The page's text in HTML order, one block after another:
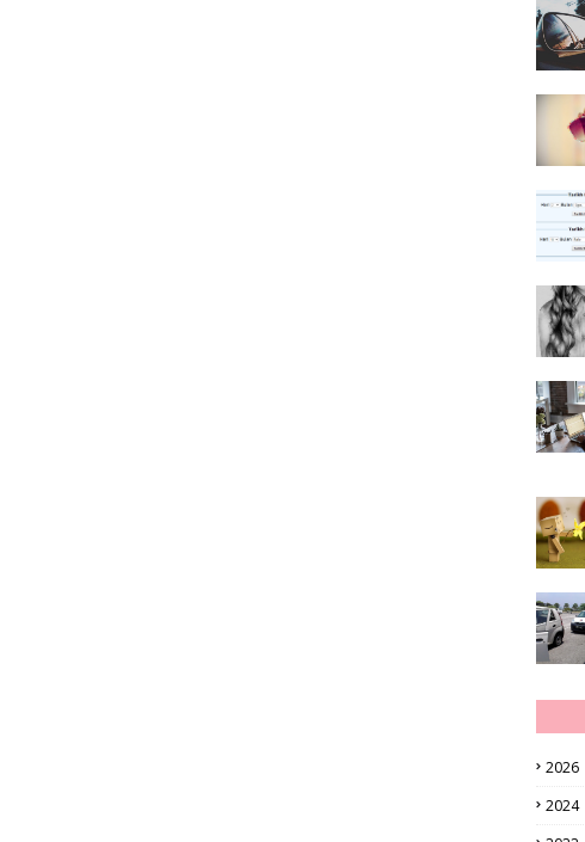
2026
2024